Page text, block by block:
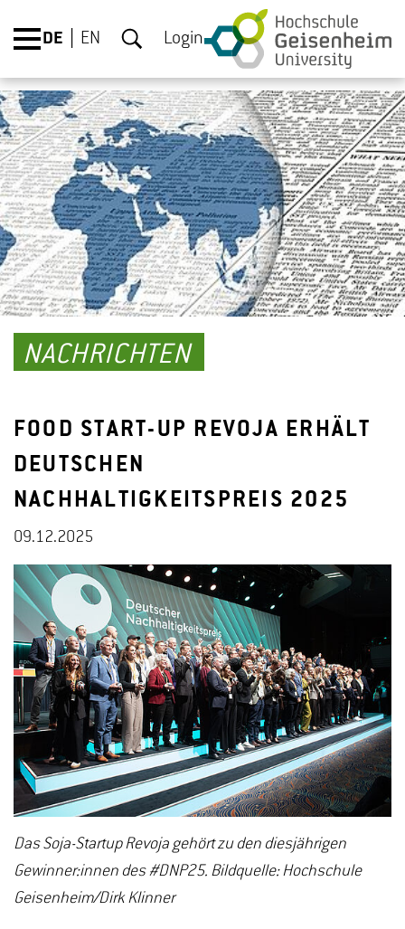
DE EN Login
NACHRICHTEN
FOOD START-UP REVOJA ERHÄLT
DEUTSCHEN
NACHHALTIGKEITSPREIS 2025
09.12.2025
Das Soja-Startup Revoja gehört zu den diesjährigen
Gewinner:innen des #DNP25. Bildquelle: Hochschule
Geisenheim/Dirk Klinner